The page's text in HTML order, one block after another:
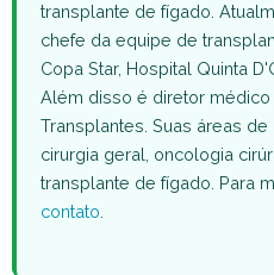
transplante de fígado.
chefe da equipe de
Copa Star, Hospital Quinta
Além disso é diretor médico
Transplantes. Suas áreas
cirurgia geral, oncologia
transplante de fígado. Para
contato